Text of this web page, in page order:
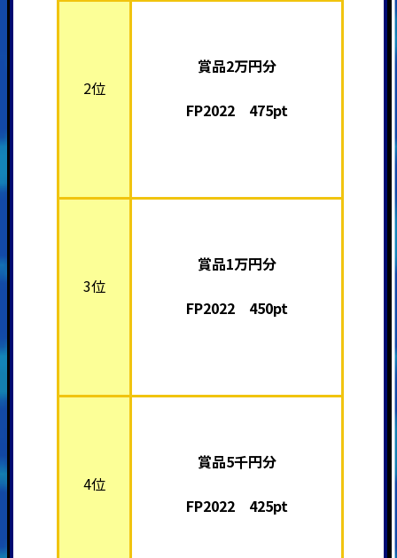
2位
賞品2万円分
FP2022 475pt
3位
賞品1万円分
FP2022 450pt
4位
賞品5千円分
FP2022 425pt